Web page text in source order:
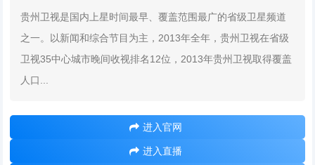
贵州卫视是国内上星时间最早、覆盖范围最广的省级卫星频道
之一。以新闻和综合节目为主，2013年全年，贵州卫视在省级
卫视35中心城市晚间收视排名12位，2013年贵州卫视取得覆盖
人口...
进入官网
进入直播